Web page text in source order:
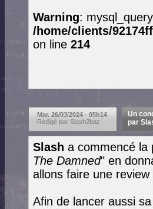
Warning:
/home/clients/
on line 214
Mar. 26/03/2024 - 05h14
Rédigé par Slash2baz
Un
par
Slash a commencé la
The Damned" en
allons faire une
Afin de lancer aussi